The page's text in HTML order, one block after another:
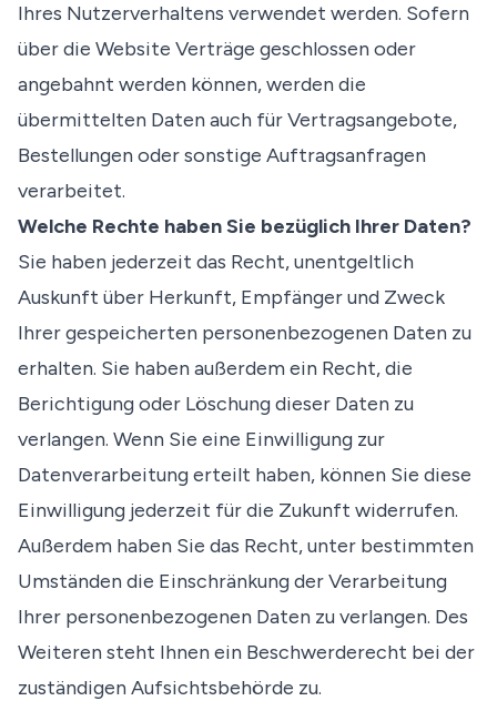
Ihres Nutzerverhaltens verwendet werden. Sofern
über die Website Verträge geschlossen oder
angebahnt werden können, werden die
übermittelten Daten auch für Vertragsangebote,
Bestellungen oder sonstige Auftragsanfragen
verarbeitet.
Welche Rechte haben Sie bezüglich Ihrer Daten?
Sie haben jederzeit das Recht, unentgeltlich
Auskunft über Herkunft, Empfänger und Zweck
Ihrer gespeicherten personenbezogenen Daten zu
erhalten. Sie haben außerdem ein Recht, die
Berichtigung oder Löschung dieser Daten zu
verlangen. Wenn Sie eine Einwilligung zur
Datenverarbeitung erteilt haben, können Sie diese
Einwilligung jederzeit für die Zukunft widerrufen.
Außerdem haben Sie das Recht, unter bestimmten
Umständen die Einschränkung der Verarbeitung
Ihrer personenbezogenen Daten zu verlangen. Des
Weiteren steht Ihnen ein Beschwerderecht bei der
zuständigen Aufsichtsbehörde zu.